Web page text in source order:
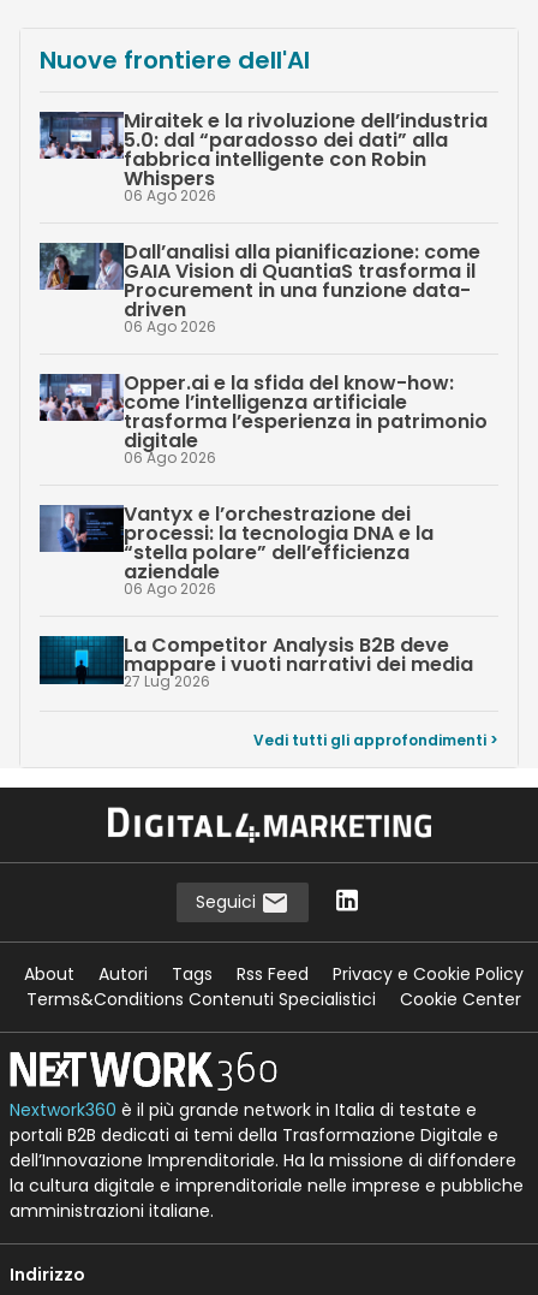
Nuove frontiere dell'AI
Miraitek e la rivoluzione dell’industria
5.0: dal “paradosso dei dati” alla
fabbrica intelligente con Robin
Whispers
06 Ago 2026
Dall’analisi alla pianificazione: come
GAIA Vision di QuantiaS trasforma il
Procurement in una funzione data-
driven
06 Ago 2026
Opper.ai e la sfida del know-how:
come l’intelligenza artificiale
trasforma l’esperienza in patrimonio
digitale
06 Ago 2026
Vantyx e l’orchestrazione dei
processi: la tecnologia DNA e la
“stella polare” dell’efficienza
aziendale
06 Ago 2026
La Competitor Analysis B2B deve
mappare i vuoti narrativi dei media
27 Lug 2026
Vedi tutti gli approfondimenti >
Seguici
About Autori Tags Rss Feed
Privacy e Cookie Policy
Terms&Conditions Contenuti Specialistici
Cookie Center
Nextwork360 è il più grande network in Italia di testate e
portali B2B dedicati ai temi della Trasformazione Digitale e
dell’Innovazione Imprenditoriale. Ha la missione di diffondere
la cultura digitale e imprenditoriale nelle imprese e pubbliche
amministrazioni italiane.
Indirizzo